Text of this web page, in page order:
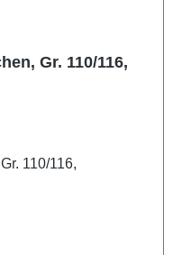
Gr. 110/116,
110/116,